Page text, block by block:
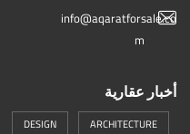
info@aqaratforsale.co
m
أخبار عقارية
ARCHITECTURE
DESIGN